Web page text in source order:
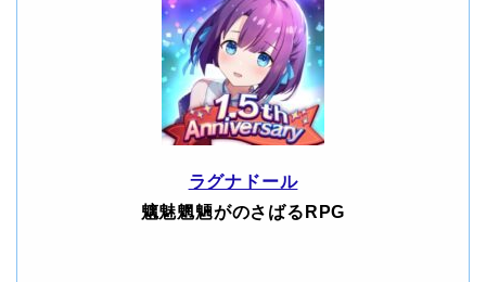
ラグナドール
魑魅魍魎がのさばるRPG